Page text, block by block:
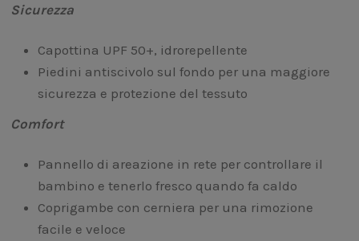
Sicurezza
Capottina UPF 50+, idrorepellente
Piedini antiscivolo sul fondo per una maggiore
sicurezza e protezione del tessuto
Comfort
Pannello di areazione in rete per controllare il
bambino e tenerlo fresco quando fa caldo
Coprigambe con cerniera per una rimozione
facile e veloce